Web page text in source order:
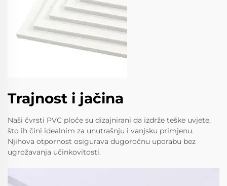
Trajnost i jačina
Naši čvrsti PVC ploče su dizajnirani da izdrže teške uvjete,
što ih čini idealnim za unutrašnju i vanjsku primjenu.
Njihova otpornost osigurava dugoročnu uporabu bez
ugrožavanja učinkovitosti.